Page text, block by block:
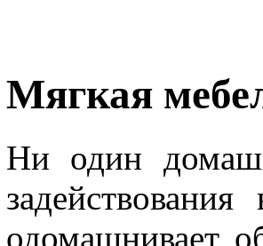
Мягкая
Ни один
одомашнивает